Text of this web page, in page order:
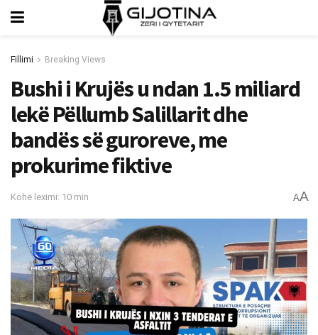
Fillimi Breaking Views
Bushi i Krujës u ndan 1.5 miliard
lekë Pëllumb Salillarit dhe
bandës së guroreve, me
prokurime fiktive
Kohë leximi: 10 min AA